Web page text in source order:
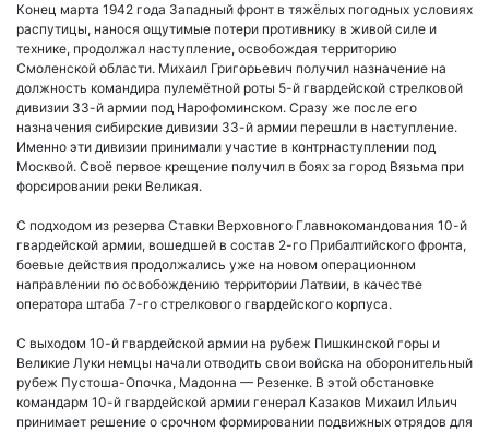
Конец марта 1942 года Западный фронт в тяжёлых погодных условиях
распутицы, нанося ощутимые потери противнику в живой силе и
технике, продолжал наступление, освобождая территорию
Смоленской области. Михаил Григорьевич получил назначение на
должность командира пулемётной роты 5-й гвардейской стрелковой
дивизии 33-й армии под Нарофоминском. Сразу же после его
назначения сибирские дивизии 33-й армии перешли в наступление.
Именно эти дивизии принимали участие в контрнаступлении под
Москвой. Своё первое крещение получил в боях за город Вязьма при
форсировании реки Великая.
С подходом из резерва Ставки Верховного Главнокомандования 10-й
гвардейской армии, вошедшей в состав 2-го Прибалтийского фронта,
боевые действия продолжались уже на новом операционном
направлении по освобождению территории Латвии, в качестве
оператора штаба 7-го стрелкового гвардейского корпуса.
С выходом 10-й гвардейской армии на рубеж Пишкинской горы и
Великие Луки немцы начали отводить свои войска на оборонительный
рубеж Пустоша-Опочка, Мадонна — Резенке. В этой обстановке
командарм 10-й гвардейской армии генерал Казаков Михаил Ильич
принимает решение о срочном формировании подвижных отрядов для